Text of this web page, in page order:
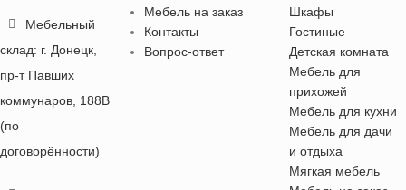
Мебельный
склад: г. Донецк,
пр-т Павших
коммунаров, 188В
(по
договорённости)
Мебель на заказ
Контакты
Вопрос-ответ
Шкафы
Гостиные
Детская комната
Мебель для
прихожей
Мебель для кухни
Мебель для дачи
и отдыха
Мягкая мебель